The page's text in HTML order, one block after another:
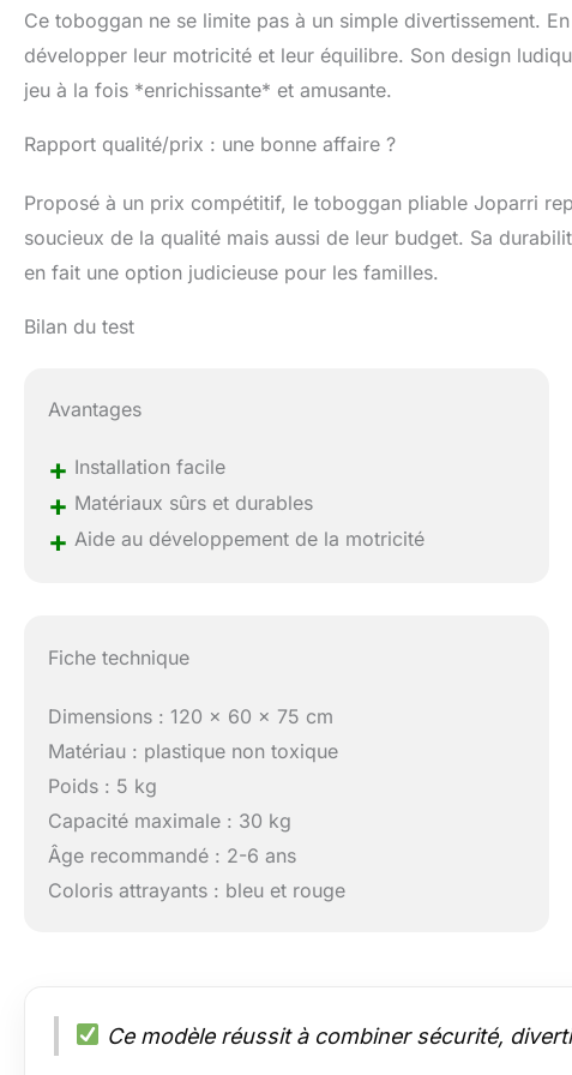
Ce toboggan ne se limite pas à un simple divertissement.
développer leur motricité et leur équilibre. Son design
jeu à la fois *enrichissante* et amusante.
Rapport qualité/prix : une bonne affaire ?
Proposé à un prix compétitif, le toboggan pliable Joparri
soucieux de la qualité mais aussi de leur budget. Sa
en fait une option judicieuse pour les familles.
Bilan du test
Avantages
+ Installation facile
+ Matériaux sûrs et durables
+ Aide au développement de la motricité
Fiche technique
Dimensions : 120 x 60 x 75 cm
Matériau : plastique non toxique
Poids : 5 kg
Capacité maximale : 30 kg
Âge recommandé : 2-6 ans
Coloris attrayants : bleu et rouge
Ce modèle réussit à combiner sécurité,